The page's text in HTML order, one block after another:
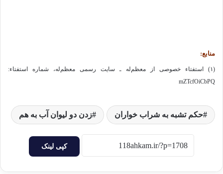
منابع:
(۱) استفتاء خصوصی از معظم‌له ـ سایت رسمی معظم‌له، شماره استفتاء:
mZTcfOiCbPQ
حکم تشبه به شراب خواران زدن دو لیوان آب به هم
کپی لینک